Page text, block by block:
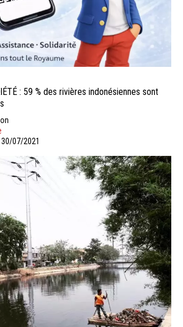
: 59 % des rivières indonésiennes sont
07/2021